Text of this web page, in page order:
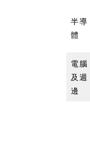
半導
體
電腦
及週
邊